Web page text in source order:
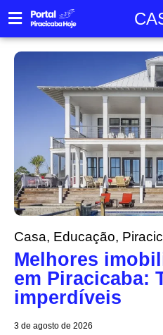
Casa, Educação,
Melhores
em Piracicaba:
imperdíveis
3 de agosto de 2026